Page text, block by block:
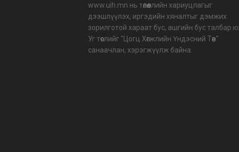
www.uih.mn нь төлөөллийн хариуцлагыг
дээшлүүлэх, иргэдийн хяналтыг дэмжих
зорилготой хараат бус, ашгийн бус талбар
Уг төслийг "Цогц Хөгжлийн Үндэсний Төв"
санаачлан, хэрэгжүүлж байна.